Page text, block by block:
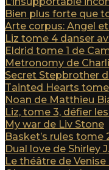
Bien plus forte que
Arte corpus: Angel
Liz tome 4 danser
Eldrid tome 1 de
Metronomy de
Secret Stepbrother
Tainted Hearts tome
Noan de Matthieu
Liz, tome 3, défier
My war de Liv Stone
Basket’s rules tome
Dual love de Shirley
Le théâtre de